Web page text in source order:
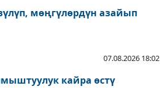
мөңгүлөрдүн азайып
07.08.2026 18:02
кайра өстү